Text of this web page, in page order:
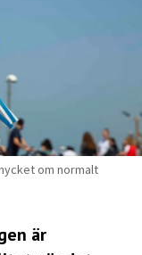
om normalt
är